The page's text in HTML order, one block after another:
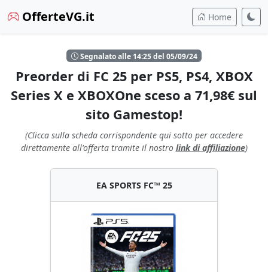
OfferteVG.it Home
Segnalato alle 14:25 del 05/09/24
Preorder di FC 25 per PS5, PS4, XBOX
Series X e XBOXOne sceso a 71,98€ sul
sito Gamestop!
(Clicca sulla scheda corrispondente qui sotto per accedere
direttamente all'offerta tramite il nostro link di affiliazione)
EA SPORTS FC™ 25